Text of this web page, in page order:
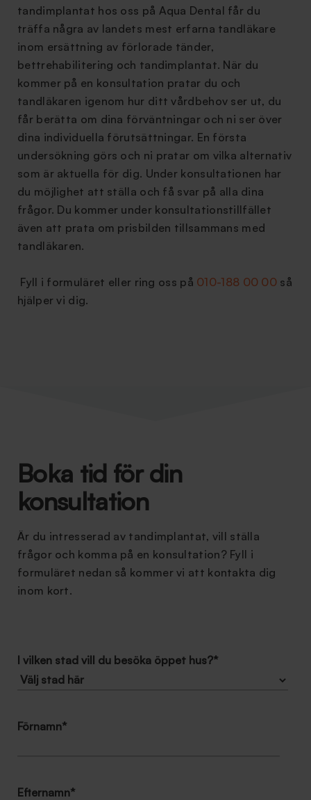
tandimplantat hos oss på Aqua Dental får du
träffa några av landets mest erfarna tandläkare
inom ersättning av förlorade tänder,
bettrehabilitering och tandimplantat. När du
kommer på en konsultation pratar du och
tandläkaren igenom hur ditt vårdbehov ser ut, du
får berätta om dina förväntningar och ni ser över
dina individuella förutsättningar. En första
undersökning görs och ni pratar om vilka alternativ
som är aktuella för dig. Under konsultationen har
du möjlighet att ställa och få svar på alla dina
frågor. Du kommer under konsultationstillfället
även att prata om prisbilden tillsammans med
tandläkaren.
Fyll i formuläret eller ring oss på 010-188 00 00 så
hjälper vi dig.
Boka tid för din
konsultation
Är du intresserad av tandimplantat, vill ställa
frågor och komma på en konsultation? Fyll i
formuläret nedan så kommer vi att kontakta dig
inom kort.
I vilken stad vill du besöka öppet hus?*
Förnamn*
Efternamn*